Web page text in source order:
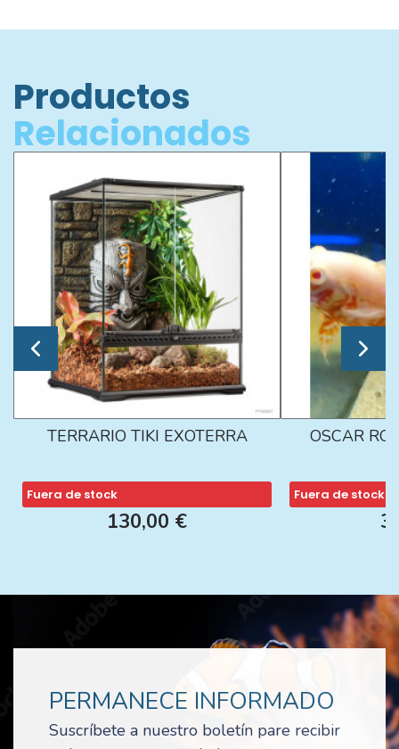
Productos
Relacionados
TERRARIO TIKI EXOTERRA
Fuera de stock
130,00 €
OSCAR
Fuera de stock
PERMANECE INFORMADO
Suscríbete a nuestro boletín pare recibir